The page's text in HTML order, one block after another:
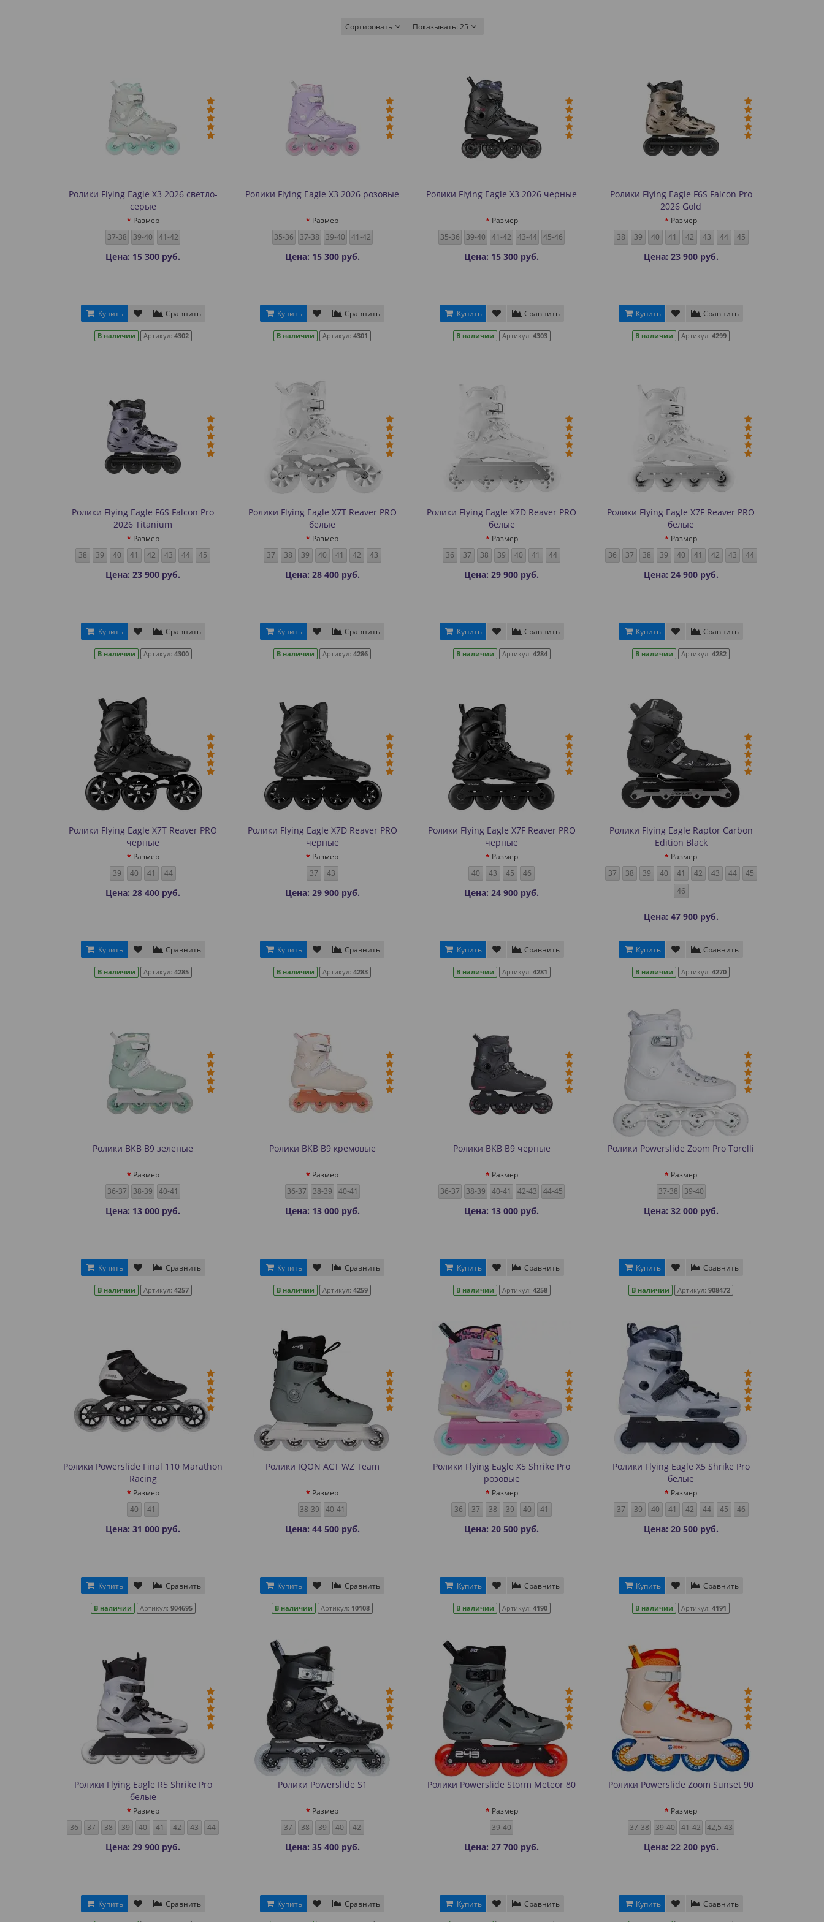
Сортировать Показывать: 25
Ролики Flying Eagle X3 2026 светло-
серые
Размер
37-38
39-40 41-42
Цена: 15 300 руб.
Купить Сравнить
В наличии Артикул: 4302
Ролики Flying Eagle X3 2026 розовые
Размер
35-36
37-38 39-40 41-42
Цена: 15 300 руб.
Купить Сравнить
В наличии Артикул:4301
Ролики Flying Eagle X3 2026 черные
Размер
35-36
39-40 41-42 43-44 45-46
Цена: 15 300 руб.
Купить Сравнить
В наличии Артикул: 4303
Ролики Flying Eagle F6S Falcon Pro
2026 Gold
Размер
38
39 40 41 42 43 44 45
Цена: 23 900 руб.
Купить Сравнить
В наличии Артикул:4299
Ролики Flying Eagle F6S Falcon Pro
2026 Titanium
Размер
38
39 40 41 42 43 44 45
Цена: 23 900 руб.
Купить Сравнить
В наличии Артикул: 4300
Ролики Flying Eagle X7T Reaver PRO
белые
Размер
37
38 39 40 41 42 43
Цена: 28 400 руб.
Купить Сравнить
В наличии Артикул:4286
Ролики Flying Eagle X7D Reaver PRO
белые
Размер
36
37 38 39 40 41 44
Цена: 29 900 руб.
Купить Сравнить
В наличии Артикул: 4284
Ролики Flying Eagle X7F Reaver PRO
белые
Размер
36
37 38 39 40 41 42 43 44
Цена: 24 900 руб.
Купить Сравнить
В наличии Артикул:4282
Ролики Flying Eagle X7T Reaver PRO
черные
Размер
39
40 41 44
Цена: 28 400 руб.
Купить Сравнить
В наличии Артикул: 4285
Ролики Flying Eagle X7D Reaver PRO
черные
Размер
37
43
Цена: 29 900 руб.
Купить Сравнить
В наличии Артикул:4283
Ролики Flying Eagle X7F Reaver PRO
черные
Размер
40
43 45 46
Цена: 24 900 руб.
Купить Сравнить
В наличии Артикул: 4281
Ролики Flying Eagle Raptor Carbon
Edition Black
Размер
37
38 39 40 41 42 43 44
45
46
Цена: 47 900 руб.
Купить Сравнить
В наличии Артикул:4270
Ролики BKB B9 зеленые
Размер
36-37
38-39 40-41
Цена: 13 000 руб.
Купить Сравнить
В наличии Артикул: 4257
Ролики BKB B9 кремовые
Размер
36-37
38-39 40-41
Цена: 13 000 руб.
Купить Сравнить
В наличии Артикул:4259
Ролики BKB B9 черные
Размер
36-37
38-39 40-41 42-43 44-45
Цена: 13 000 руб.
Купить Сравнить
В наличии Артикул: 4258
Ролики Powerslide Zoom Pro Torelli
Размер
37-38
39-40
Цена: 32 000 руб.
Купить Сравнить
В наличии Артикул:908472
Ролики Powerslide Final 110 Marathon
Racing
Размер
40
41
Цена: 31 000 руб.
Купить Сравнить
В наличии Артикул: 904695
Ролики IQON ACT WZ Team
Размер
38-39
40-41
Цена: 44 500 руб.
Купить Сравнить
В наличии Артикул: 10108
Ролики Flying Eagle X5 Shrike Pro
розовые
Размер
36
37 38 39 40 41
Цена: 20 500 руб.
Купить Сравнить
В наличии Артикул: 4190
Ролики Flying Eagle X5 Shrike Pro
белые
Размер
37
39 40 41 42 44 45 46
Цена: 20 500 руб.
Купить Сравнить
В наличии Артикул:4191
Ролики Flying Eagle R5 Shrike Pro
белые
Размер
36
37 38 39 40 41 42 43 44
Цена: 29 900 руб.
Купить Сравнить
Ролики Powerslide S1
Размер
37
38 39 40 42
Цена: 35 400 руб.
Купить Сравнить
Ролики Powerslide Storm Meteor 80
Размер
39-40
Цена: 27 700 руб.
Купить Сравнить
Ролики Powerslide Zoom Sunset 90
Размер
37-38
39-40 41-42 42,5-43
Цена: 22 200 руб.
Купить Сравнить